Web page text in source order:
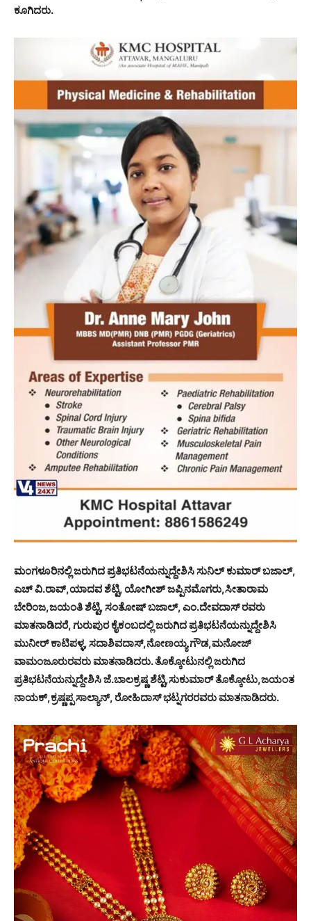
ಕೂಗಿದರು.
ಮಂಗಳೂರಿನಲ್ಲಿ ಜರುಗಿದ ಪ್ರತಿಭಟನೆಯನ್ನುದ್ದೇಶಿಸಿ ಸುನಿಲ್ ಕುಮಾರ್ ಬಜಾಲ್,
ಎಚ್ ವಿ.ರಾವ್,ಯಾದವ ಶೆಟ್ಟಿ, ಯೋಗೀಶ್ ಜಪ್ಪಿನಮೊಗರು,ಸೀತಾರಾಮ
ಬೇರಿಂಜ,ಜಯಂತಿ ಶೆಟ್ಟಿ, ಸಂತೋಷ್ ಬಜಾಲ್, ಎಂ.ದೇವದಾಸ್ ರವರು
ಮಾತನಾಡಿದರೆ, ಗುರುಪುರ ಕೈಕಂಬದಲ್ಲಿ ಜರುಗಿದ ಪ್ರತಿಭಟನೆಯನ್ನುದ್ದೇಶಿಸಿ
ಮುನೀರ್ ಕಾಟಿಪಳ್ಳ, ಸದಾಶಿವದಾಸ್,ನೋಣಯ್ಯ ಗೌಡ,ಮನೋಜ್
ವಾಮಂಜೂರುರವರು ಮಾತನಾಡಿದರು. ತೊಕ್ಕೋಟುನಲ್ಲಿ ಜರುಗಿದ
ಪ್ರತಿಭಟನೆಯನ್ನುದ್ದೇಶಿಸಿ ಜೆ.ಬಾಲಕ್ರಷ್ಣ ಶೆಟ್ಟಿ,ಸುಕುಮಾರ್ ತೊಕ್ಕೋಟು,ಜಯಂತ
ನಾಯಕ್,ಕ್ರಷ್ಣಪ್ಪ ಸಾಲ್ಯಾನ್, ರೋಹಿದಾಸ್ ಭಟ್ನಗರರವರು ಮಾತನಾಡಿದರು.